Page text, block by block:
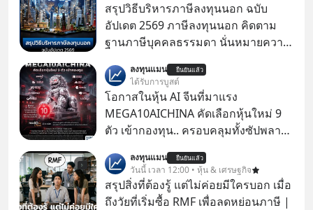
สรุปวิธีบริหารภาษีลงทุนนอก ฉบับ
อัปเดต 2569 ภาษีลงทุนนอก คิดตาม
ฐานภาษีบุคคลธรรมดา นั่นหมายความ
ลงทุนแมน ยืนยันแล้ว
ได้รับการบูสต์
โอกาสในหุ้น AI จีนที่มาแรง
MEGA10AICHINA คัดเลือกหุ้นใหม่ 9
ตัว เข้ากองทุน.. ครอบคลุมทั้งซัปพลาย
โปรโมชัน ลด 50% ค่าธรรมเนียมซื้อ |
ยอด 2 ล้านบาทขึ้นไป ฟรีค่าธรรมเนียม
ซื้อ
ลงทุนแมน ยืนยันแล้ว
วันนี้ เวลา 12:00 • หุ้น & เศรษฐกิจ
สรุปสิ่งที่ต้องรู้ แต่ไม่ค่อยมีใครบอก เมื่อ
ถึงวัยที่เริ่มซื้อ RMF เพื่อลดหย่อนภาษี |